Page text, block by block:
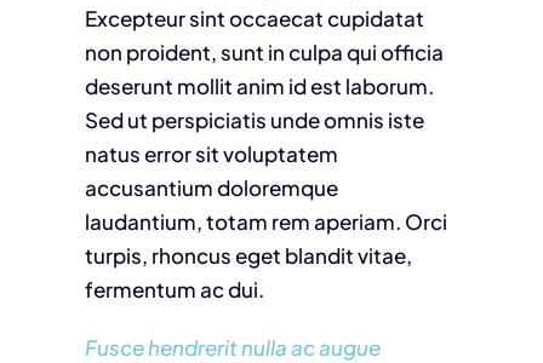
Excepteur sint occaecat cupidatat
non proident, sunt in culpa qui officia
deserunt mollit anim id est laborum.
Sed ut perspiciatis unde omnis iste
natus error sit voluptatem
accusantium doloremque
laudantium, totam rem aperiam. Orci
turpis, rhoncus eget blandit vitae,
fermentum ac dui.
Fusce hendrerit nulla ac augue